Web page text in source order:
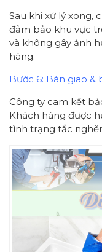
Sau khi xử lý xong,
đảm bảo khu vực
và không gây ảnh
hàng.
Bước 6: Bàn giao &
Công ty cam kết
Khách hàng được
tình trạng tắc